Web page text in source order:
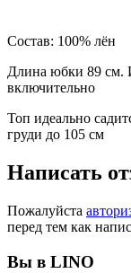
Состав: 100% лён
Длина юбки 89 см.
включительно
Топ идеально
груди до 105 см
Написать
Пожалуйста
перед тем как
Вы в LINO